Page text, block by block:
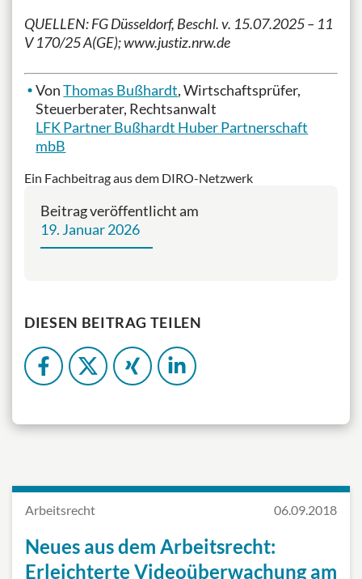
QUELLEN: FG Düsseldorf, Beschl. v. 15.07.2025 – 11
V 170/25 A(GE); www.justiz.nrw.de
VonThomas Bußhardt, Wirtschaftsprüfer,
Steuerberater, Rechtsanwalt
LFK Partner Bußhardt Huber Partnerschaft
mbB
Ein Fachbeitrag aus dem DIRO-Netzwerk
Beitrag veröffentlicht am
19. Januar 2026
DIESEN BEITRAG TEILEN
Arbeitsrecht 06.09.2018
Neues aus dem Arbeitsrecht:
Erleichterte Videoüberwachung am